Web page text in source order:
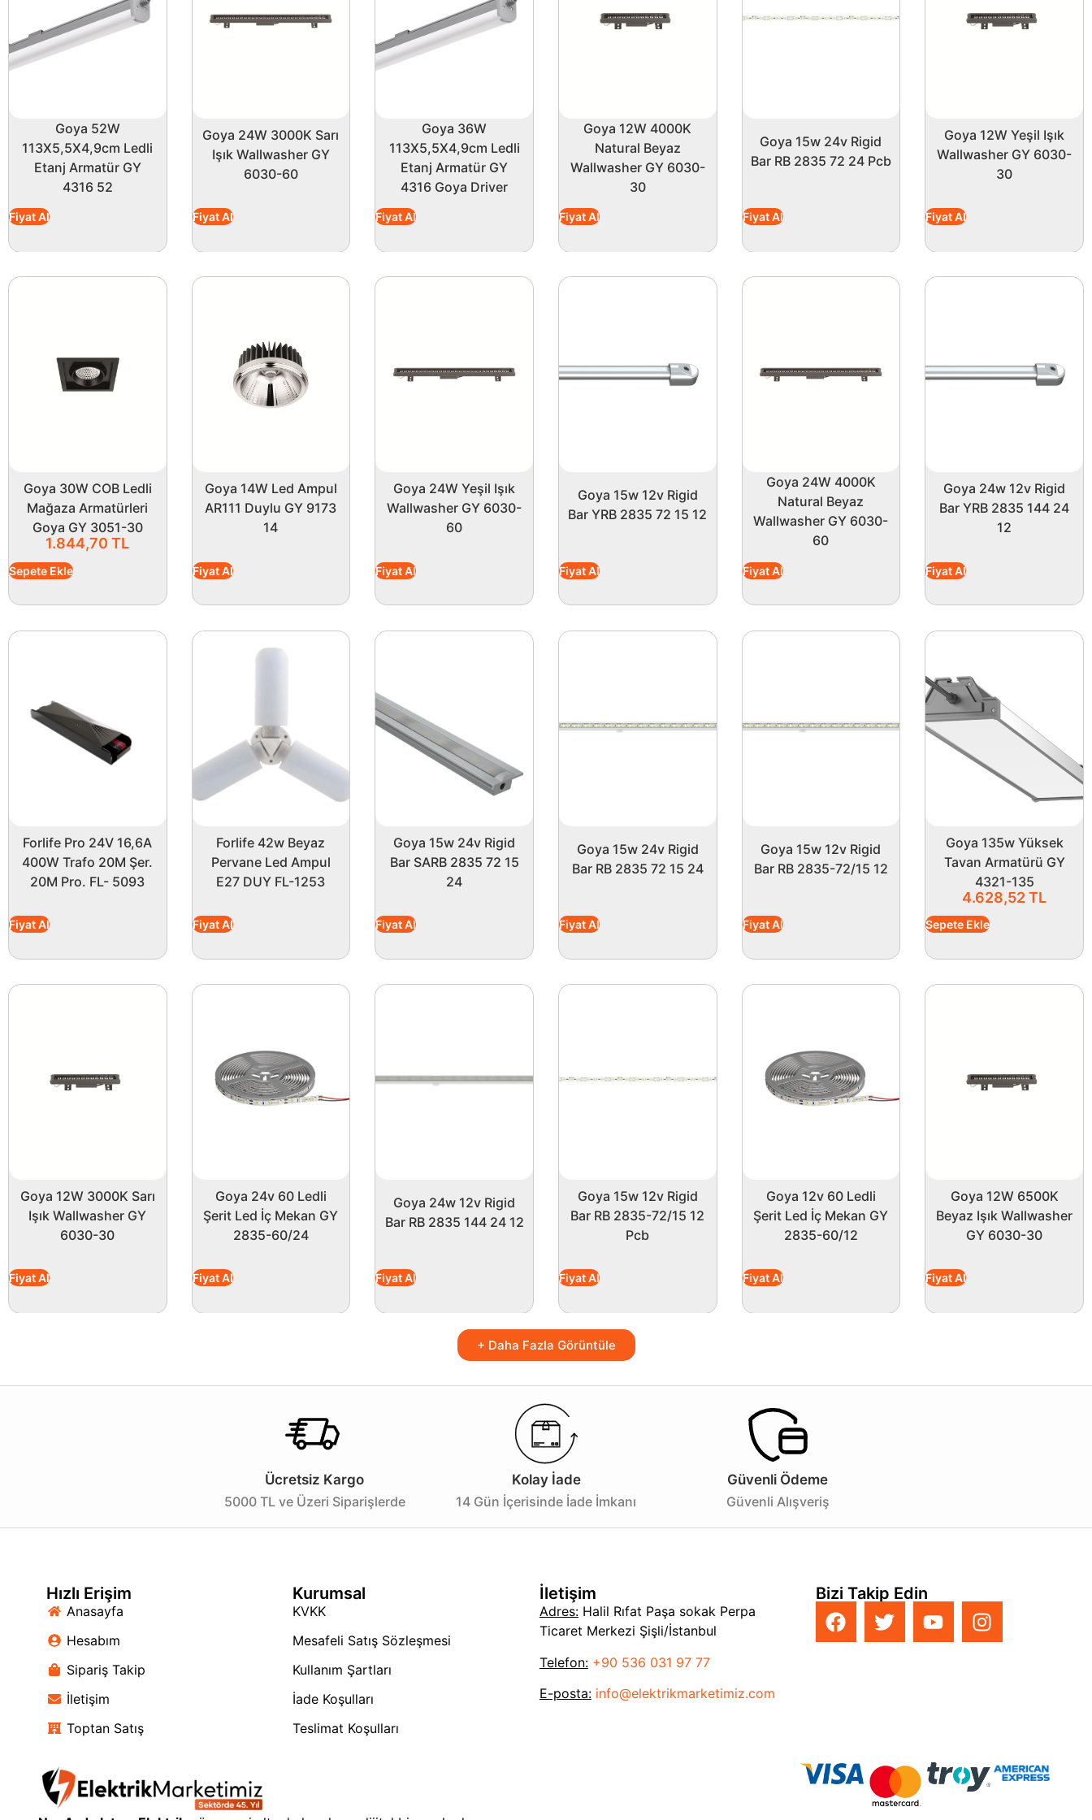
Goya 52W
113X5,5X4,9cm Ledli
Etanj Armatür GY
4316 52
Fiyat Al
Goya 24W 3000K Sarı
Işık Wallwasher GY
6030-60
Fiyat Al
Goya 36W
113X5,5X4,9cm Ledli
Etanj Armatür GY
4316 Goya Driver
Fiyat Al
Goya 12W 4000K
Natural Beyaz
Wallwasher GY 6030-
30
Fiyat Al
Goya 15w 24v Rigid
Bar RB 2835 72 24 Pcb
Fiyat Al
Goya 12W Yeşil Işık
Wallwasher GY 6030-
30
Fiyat Al
Goya 30W COB Ledli
Mağaza Armatürleri
Goya GY 3051-30
1.844,70 TL
Sepete Ekle
Goya 14W Led Ampul
AR111 Duylu GY 9173
14
Fiyat Al
Goya 24W Yeşil Işık
Wallwasher GY 6030-
60
Fiyat Al
Goya 15w 12v Rigid
Bar YRB 2835 72 15 12
Fiyat Al
Goya 24W 4000K
Natural Beyaz
Wallwasher GY 6030-
60
Fiyat Al
Goya 24w 12v Rigid
Bar YRB 2835 144 24
12
Fiyat Al
Forlife Pro 24V 16,6A
400W Trafo 20M Şer.
20M Pro. FL- 5093
Fiyat Al
Forlife 42w Beyaz
Pervane Led Ampul
E27 DUY FL-1253
Fiyat Al
Goya 15w 24v Rigid
Bar SARB 2835 72 15
24
Fiyat Al
Goya 15w 24v Rigid
Bar RB 2835 72 15 24
Fiyat Al
Goya 15w 12v Rigid
Bar RB 2835-72/15 12
Fiyat Al
Goya 135w Yüksek
Tavan Armatürü GY
4321-135
4.628,52TL
Sepete Ekle
Goya 12W 3000K Sarı
Işık Wallwasher GY
6030-30
Fiyat Al
Goya 24v 60 Ledli
Şerit Led İç Mekan GY
2835-60/24
Fiyat Al
Goya 24w 12v Rigid
Bar RB 2835 144 24 12
Fiyat Al
Goya 15w 12v Rigid
Bar RB 2835-72/15 12
Pcb
Fiyat Al
Goya 12v 60 Ledli
Şerit Led İç Mekan GY
2835-60/12
Fiyat Al
Goya 12W 6500K
Beyaz Işık Wallwasher
GY 6030-30
Fiyat Al
+ Daha Fazla Görüntüle
Ücretsiz Kargo
5000 TL ve Üzeri Siparişlerde
Kolay İade
14 Gün İçerisinde İade İmkanı
Güvenli Ödeme
Güvenli Alışveriş
Hızlı Erişim
Anasayfa
Hesabım
Sipariş Takip
İletişim
Toptan Satış
Kurumsal
KVKK
Mesafeli Satış Sözleşmesi
Kullanım Şartları
İade Koşulları
Teslimat Koşulları
İletişim
Adres:Halil Rıfat Paşa sokak Perpa
Ticaret Merkezi Şişli/İstanbul
Telefon: +90 536 031 97 77
E-posta: info@elektrikmarketimiz.com
Bizi Takip Edin